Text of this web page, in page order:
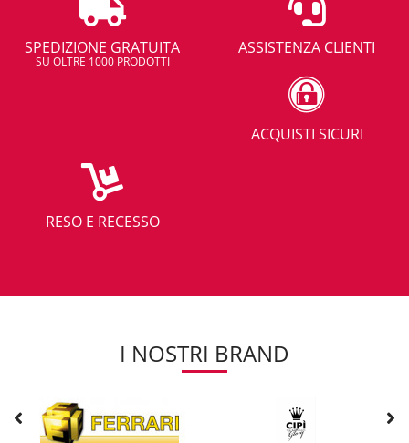
SPEDIZIONE GRATUITA
SU OLTRE 1000 PRODOTTI
ASSISTENZA CLIENTI
ACQUISTI SICURI
RESO E RECESSO
I NOSTRI BRAND